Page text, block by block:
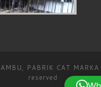
PABRIK CAT MARKA
reserved